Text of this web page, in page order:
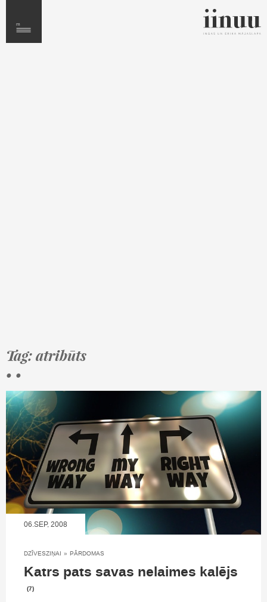
Tag: atribūts
• •
06.SEP, 2008
DZĪVESZIŅAI » PĀRDOMAS
Katrs pats savas nelaimes kalējs
(7)